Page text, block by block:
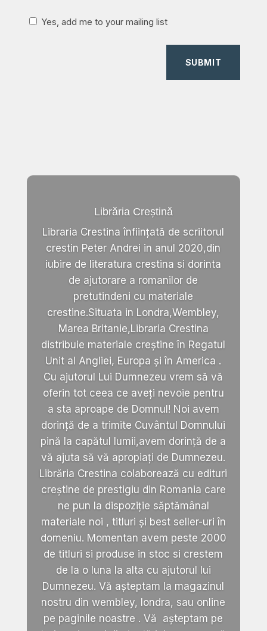
Yes, add me to your mailing list
SUBMIT
Librăria Creștină
Libraria Crestina înființată de scriitorul
crestin Peter Andrei in anul 2020,din
iubire de literatura crestina si dorinta
de ajutorare a romanilor de
pretutindeni cu materiale
crestine.Situata in Londra,Wembley,
Marea Britanie,Libraria Crestina
distribuie materiale creștine în Regatul
Unit al Angliei, Europa și în America .
Cu ajutorul Lui Dumnezeu vrem să vă
oferin tot ceea ce aveți nevoie pentru
a sta aproape de Domnul! Noi avem
dorință de a trimite Cuvântul Domnului
pină la capătul lumii,avem dorință de a
vă ajuta să vă apropiați de Dumnezeu.
Librăria Crestina colaborează cu edituri
creștine de prestigiu din Romania care
ne pun la dispoziție săptămânal
materiale noi , titluri și best seller-uri în
domeniu. Momentan avem peste 2000
de titluri si produse in stoc si crestem
de la o luna la alta cu ajutorul lui
Dumnezeu. Vă așteptam la magazinul
nostru din wembley, londra, sau online
pe paginile noastre . Vă așteptam pe